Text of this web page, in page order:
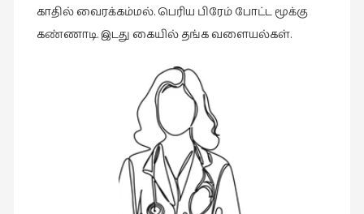
இந்திய
இலக்கியம்
காதில் வைரக்கம்மல். பெரிய பிரேம் போட்ட மூக்கு
கண்ணாடி. இடது கையில் தங்க வளையல்கள்.